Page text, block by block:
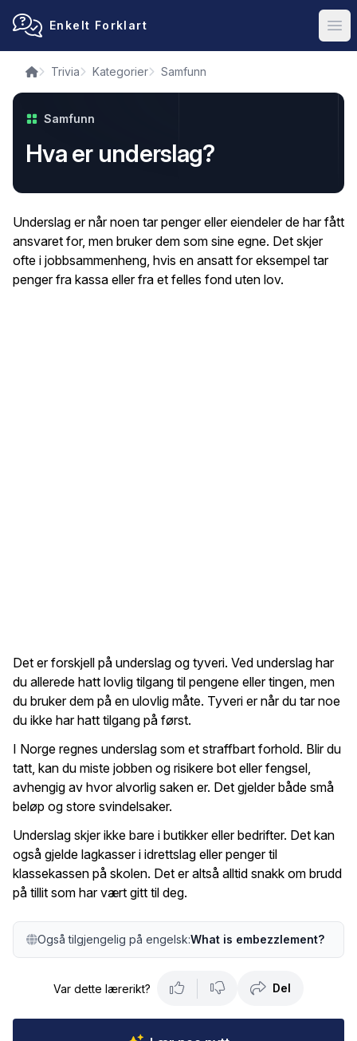
Enkelt Forklart
Trivia Kategorier Samfunn
Samfunn
Hva er underslag?
Underslag er når noen tar penger eller eiendeler de har fått
ansvaret for, men bruker dem som sine egne. Det skjer
ofte i jobbsammenheng, hvis en ansatt for eksempel tar
penger fra kassa eller fra et felles fond uten lov.
Det er forskjell på underslag og tyveri. Ved underslag har
du allerede hatt lovlig tilgang til pengene eller tingen, men
du bruker dem på en ulovlig måte. Tyveri er når du tar noe
du ikke har hatt tilgang på først.
I Norge regnes underslag som et straffbart forhold. Blir du
tatt, kan du miste jobben og risikere bot eller fengsel,
avhengig av hvor alvorlig saken er. Det gjelder både små
beløp og store svindelsaker.
Underslag skjer ikke bare i butikker eller bedrifter. Det kan
også gjelde lagkasser i idrettslag eller penger til
klassekassen på skolen. Det er altså alltid snakk om brudd
på tillit som har vært gitt til deg.
Også tilgjengelig på engelsk:What is embezzlement?
Var dette lærerikt? Del